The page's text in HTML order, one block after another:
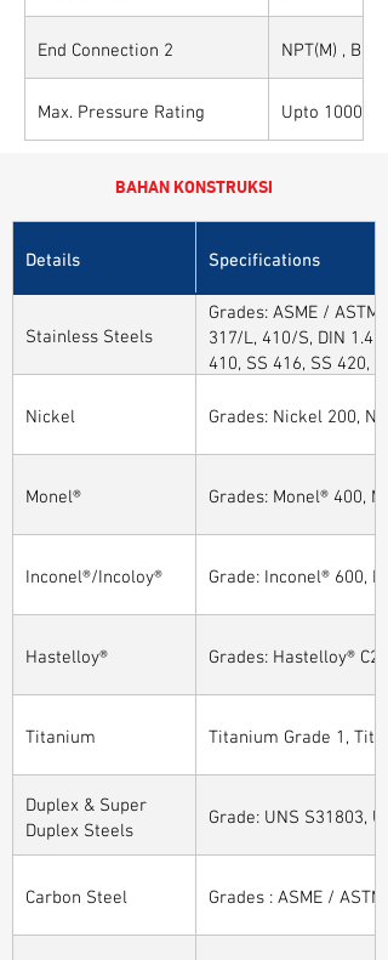
End Connection 2 NPT(M) ,
Max. Pressure Rating Upto
BAHAN KONSTRUKSI
Details Specifications
Stainless Steels
Grades: ASME /
317/L, 410/S, DIN
410, SS 416, SS 420,
Nickel
Grades: Nickel 200,
Monel® Grades: Monel® 400,
Inconel®/Incoloy® Grade: Inconel® 600,
Hastelloy® Grades: Hastelloy®
Titanium Titanium Grade 1,
Duplex & Super
Duplex Steels
Grade: UNS S31803,
Carbon Steel Grades : ASME /